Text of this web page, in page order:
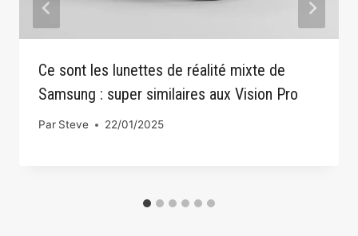
Ce sont les lunettes de réalité mixte de
Samsung : super similaires aux Vision Pro
Par Steve 22/01/2025